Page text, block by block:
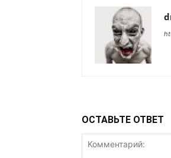
ОСТАВЬТЕ ОТВЕТ